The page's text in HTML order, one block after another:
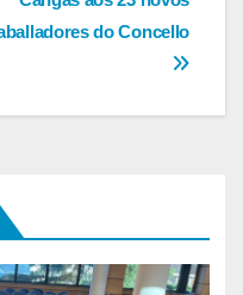
do Concello